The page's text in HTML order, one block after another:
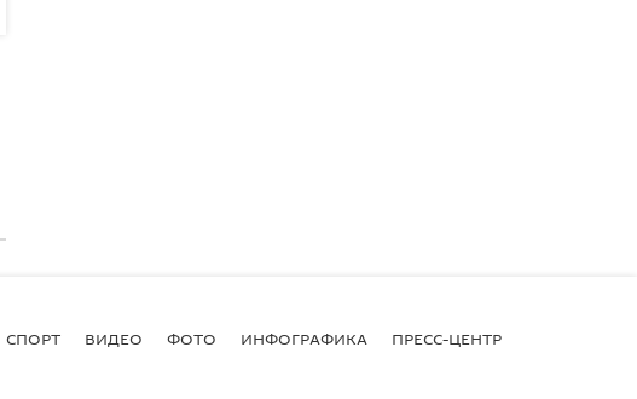
СПОРТ ВИДЕО ФОТО ИНФОГРАФИКА ПРЕСС-ЦЕНТР